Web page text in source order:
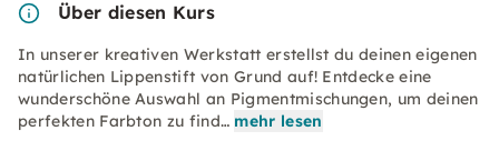
Über diesen Kurs
In unserer kreativen Werkstatt erstellst du deinen eigenen
natürlichen Lippenstift von Grund auf! Entdecke eine
wunderschöne Auswahl an Pigmentmischungen, um deinen
perfekten Farbton zu find… mehr lesen